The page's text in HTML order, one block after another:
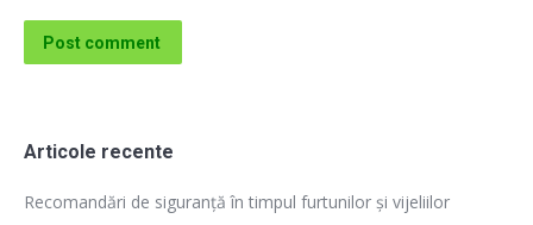
Post comment
Articole recente
Recomandări de siguranță în timpul furtunilor și vijeliilor